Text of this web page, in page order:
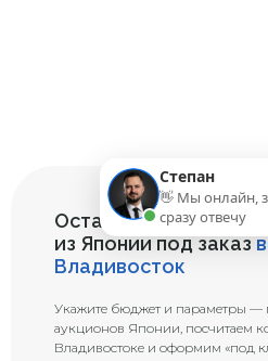
Оставьте заявку на
из Японии под заказ
Владивосток
Укажите бюджет и параметры —
аукционов Японии, посчитаем
Владивостоке и оформим «под
Степан
👋 Мы онлайн,
сразу отвечу